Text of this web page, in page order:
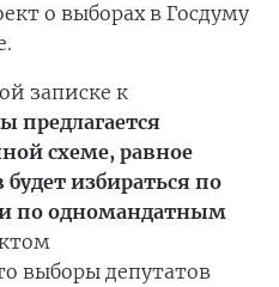
о выборах в Госдуму
записке к
предлагается
схеме, равное
избираться по
по одномандатным
выборы депутатов